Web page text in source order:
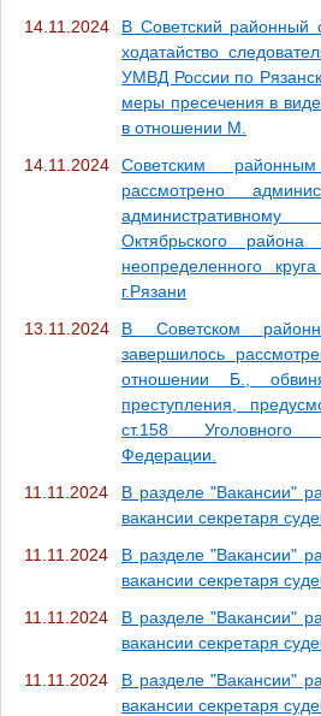
14.11.2024
В Советский районный
ходатайство
УМВД России по
меры пресечения в
в отношении М.
14.11.2024
Советским
рассмотрено
Октябрьского
неопределенного
г.Рязани
13.11.2024
В Советском
завершилось
отношении Б.,
преступления,
ст.158 Уголовного
Федерации.
11.11.2024
В разделе "Вакансии"
вакансии секретаря
11.11.2024
В разделе "Вакансии"
вакансии секретаря
11.11.2024
В разделе "Вакансии"
вакансии секретаря
11.11.2024
В разделе "Вакансии"
вакансии секретаря